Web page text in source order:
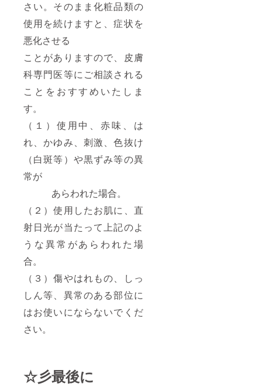
さい。そのまま化粧品類の
使用を続けますと、症状を
悪化させる
ことがありますので、皮膚
科専門医等にご相談される
ことをおすすめいたしま
す。
（１）使用中、赤味、は
れ、かゆみ、刺激、色抜け
（白斑等）や黒ずみ等の異
常が
あらわれた場合。
（２）使用したお肌に、直
射日光が当たって上記のよ
うな異常があらわれた場
合。
（３）傷やはれもの、しっ
しん等、異常のある部位に
はお使いにならないでくだ
さい。
☆彡最後に